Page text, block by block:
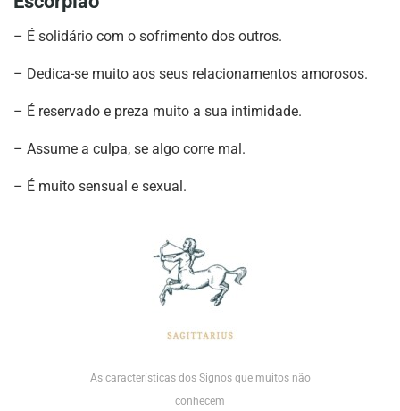
– É solidário com o sofrimento dos outros.
– Dedica-se muito aos seus relacionamentos amorosos.
– É reservado e preza muito a sua intimidade.
– Assume a culpa, se algo corre mal.
– É muito sensual e sexual.
As características dos Signos que muitos não
conhecem